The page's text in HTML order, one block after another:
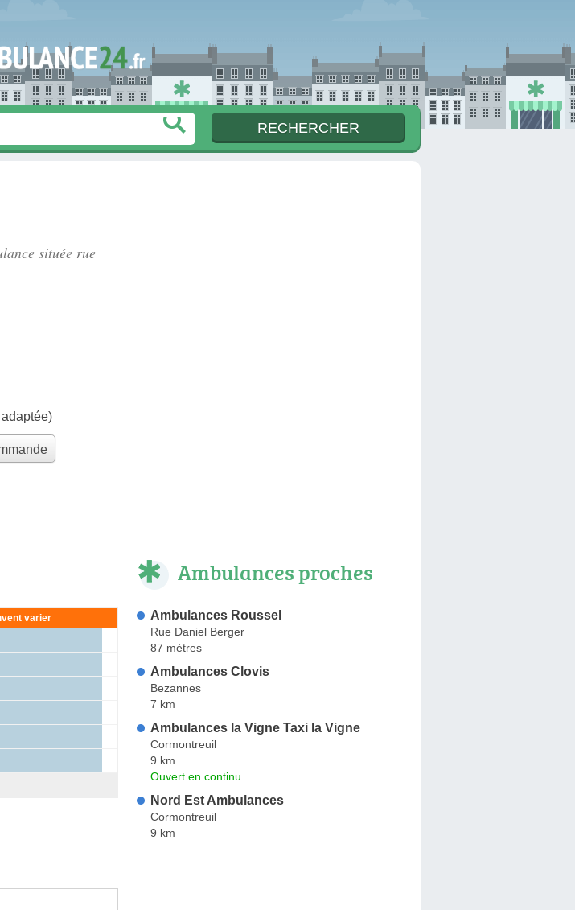
située rue
varier
Ambulances proches
Ambulances Roussel
Rue Daniel Berger
87 mètres
Ambulances Clovis
Bezannes
7 km
Ambulances la Vigne Taxi la Vigne
Cormontreuil
9 km
Ouvert en continu
Nord Est Ambulances
Cormontreuil
9 km